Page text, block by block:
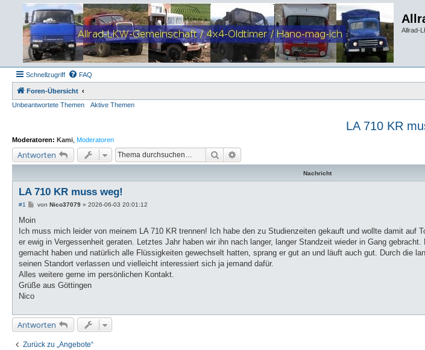
Allrad-
Schnellzugriff FAQ
Foren-Übersicht
Unbeantwortete Themen
Aktive Themen
LA 710 KR
Moderatoren: Kami Moderatoren
Antworten Suche
Nachricht
LA 710 KR muss weg!
#1
B
i
r
a
von Nico37079» 2026-06-03 20:01:12
Moin
Ich muss mich leider von meinem LA 710 KR trennen! Ich habe den zu Studienzeiten gekauft und wollte damit auf
er ewig in Vergessenheit geraten. Letztes Jahr haben wir ihn nach langer, langer Standzeit wieder in Gang
gemacht haben und natürlich alle Flüssigkeiten gewechselt hatten, sprang er gut an und läuft auch gut. Durch die
seinen Standort verlassen und vielleicht interessiert sich ja jemand dafür.
Alles weitere gerne im persönlichen Kontakt.
Grüße aus Göttingen
Nico
Antworten
Zurück zu „Angebote“